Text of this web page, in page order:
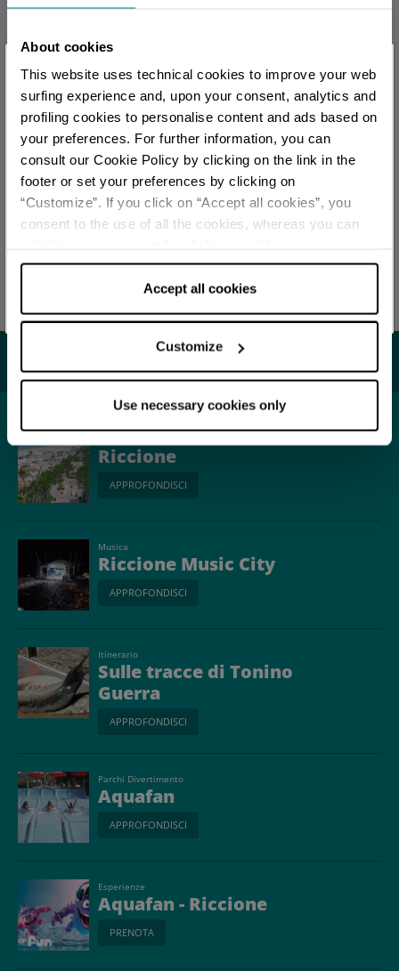
About cookies
This website uses technical cookies to improve your web
surfing experience and, upon your consent, analytics and
profiling cookies to personalise content and ads based on
your preferences. For further information, you can
consult our Cookie Policy by clicking on the link in the
footer or set your preferences by clicking on
“Customize”. If you click on “Accept all cookies”, you
consent to the use of all the cookies, whereas you can
cookies only” and only the technical cookies for the
correct functioning of the website will be used.
Accept all cookies
Customize
Use necessary cookies only
UFFICI INFORMAZIONE TURISTICA
Riccione - Ufficio Informazioni e Accoglienza Turistica
(IAT-R)
Info
Tutti gli uffici di informazione turistica della provincia
REDAZIONE
Ultimo aggiornamento 09/04/2025
Potrebbe interessarti...
Riccione
APPROFONDISCI
Musica
Riccione Music City
APPROFONDISCI
Itinerario
Sulle tracce di Tonino
Guerra
APPROFONDISCI
Parchi Divertimento
Aquafan
APPROFONDISCI
Esperienze
Aquafan - Riccione
PRENOTA
×
Sei arrivato in ritardo. ..
Per rimanere aggiornato
SCOPRI TUTTI GLI EVENTI
ISCRIVITI ALLA NEWSLETTER